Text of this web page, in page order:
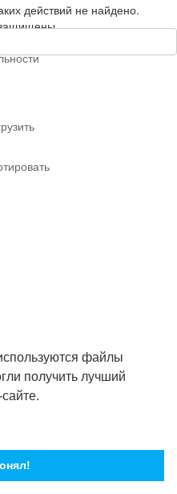
файлы
получить лучший
действий не найдено.